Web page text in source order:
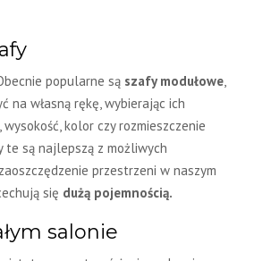
popularne są szafy modułowe,
na własną rękę, wybierając ich
wysokość, kolor czy rozmieszczenie
te są najlepszą z możliwych
przestrzeni w naszym
się dużą pojemnością.
salonie